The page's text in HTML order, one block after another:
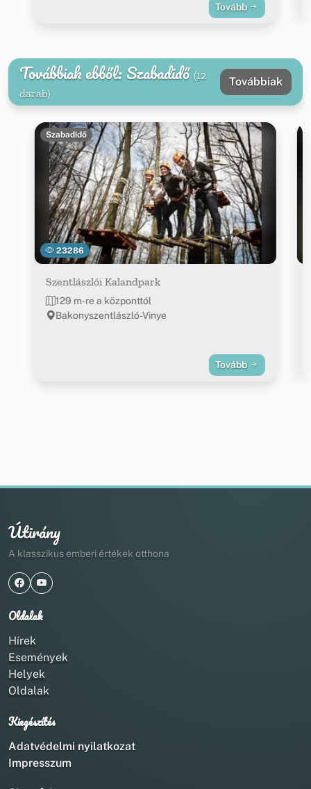
Tovább
Továbbiak ebből: Szabadidő (12
darab)
Továbbiak
23286
Szabadidő
Szentlászlói Kalandpark
129 m-re a központtól
Bakonyszentlászló-Vinye
Tovább
Útirány
A klasszikus emberi értékek otthona
Oldalak
Hírek
Események
Helyek
Oldalak
Kiegészítés
Adatvédelmi nyilatkozat
Impresszum